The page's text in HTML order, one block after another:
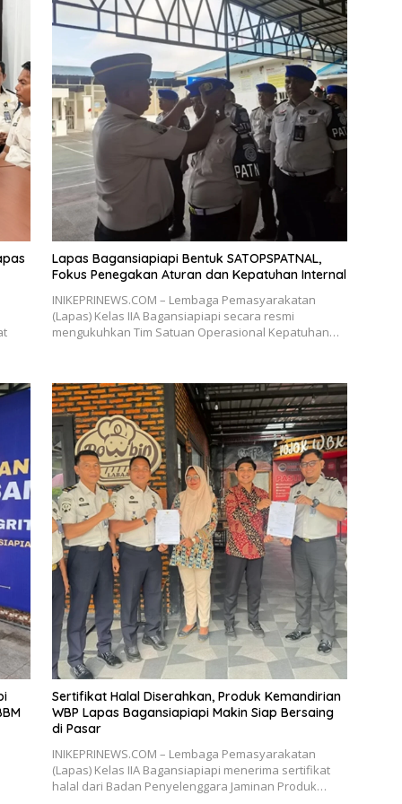
Lapas Bagansiapiapi Bentuk SATOPSPATNAL,
Fokus Penegakan Aturan dan Kepatuhan Internal
INIKEPRINEWS.COM – Lembaga Pemasyarakatan
(Lapas) Kelas IIA Bagansiapiapi secara resmi
mengukuhkan Tim Satuan Operasional Kepatuhan…
Sertifikat Halal Diserahkan, Produk Kemandirian
WBP Lapas Bagansiapiapi Makin Siap Bersaing
di Pasar
INIKEPRINEWS.COM – Lembaga Pemasyarakatan
(Lapas) Kelas IIA Bagansiapiapi menerima sertifikat
halal dari Badan Penyelenggara Jaminan Produk…